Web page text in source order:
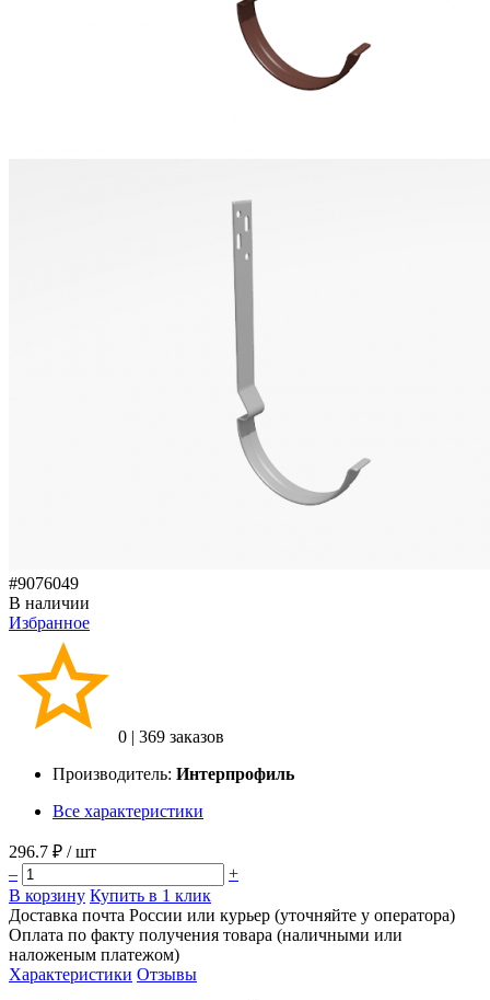
#9076049
В наличии
Избранное
0 | 369 заказов
Производитель: Интерпрофиль
Все характеристики
296.7 ₽ / шт
–
+
В корзину Купить в 1 клик
Доставка почта России или курьер (уточняйте у оператора)
Оплата по факту получения товара (наличными или
наложеным платежом)
Характеристики Отзывы